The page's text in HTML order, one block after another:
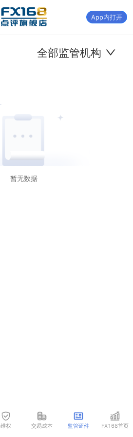
App内打开
全部监管机构
暂无数据
维权 交易成本 监管证件 FX168首页